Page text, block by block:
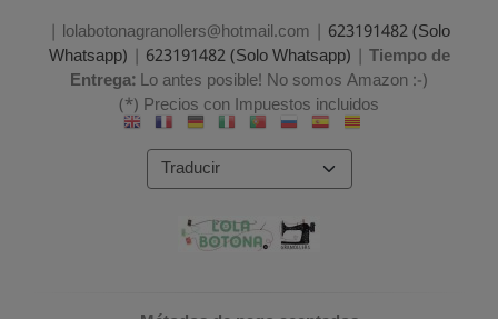
| lolabotonagranollers@hotmail.com | 623191482 (Solo
Whatsapp) | 623191482 (Solo Whatsapp) | Tiempo de
Entrega:Lo antes posible! No somos Amazon :-)
(*) Precios con Impuestos incluidos